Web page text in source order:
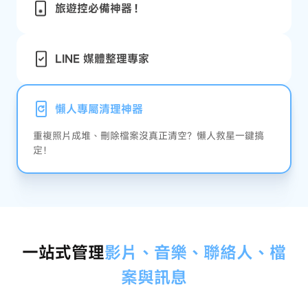
旅遊控必備神器！
LINE 媒體整理專家
懶人專屬清理神器
重複照片成堆、刪除檔案沒真正清空？懶人救星一鍵搞
定！
一站式管理影片、音樂、聯絡人、檔
案與訊息